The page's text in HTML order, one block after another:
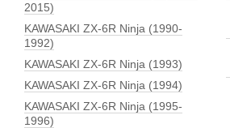
2015)
KAWASAKI ZX-6R Ninja (1990-
1992)
KAWASAKI ZX-6R Ninja (1993)
KAWASAKI ZX-6R Ninja (1994)
KAWASAKI ZX-6R Ninja (1995-
1996)